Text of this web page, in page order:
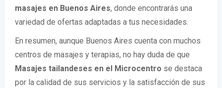
masajes en Buenos Aires, donde encontrarás una
variedad de ofertas adaptadas a tus necesidades.
En resumen, aunque Buenos Aires cuenta con muchos
centros de masajes y terapias, no hay duda de que
Masajes tailandeses en el Microcentro se destaca
por la calidad de sus servicios y la satisfacción de sus